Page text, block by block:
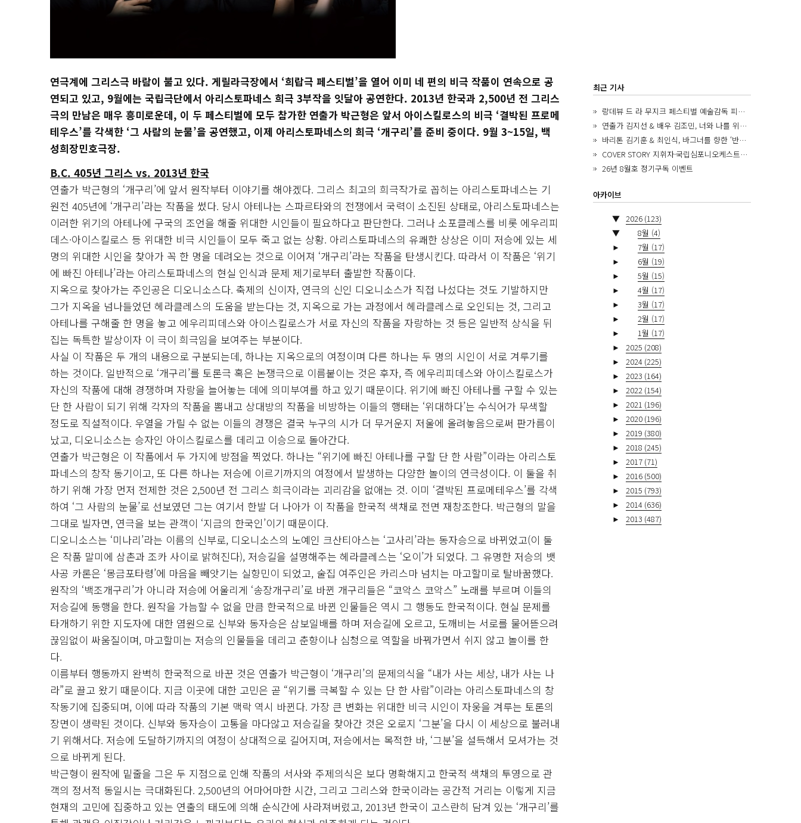
연극계에 그리스극 바람이 불고 있다. 게릴라극장에서 ‘희랍극 페스티벌’을 열어 이미 네 편의 비극 작품이 연속으로 공
연되고 있고, 9월에는 국립극단에서 아리스토파네스 희극 3부작을 잇달아 공연한다. 2013년 한국과 2,500년 전 그리스
극의 만남은 매우 흥미로운데, 이 두 페스티벌에 모두 참가한 연출가 박근형은 앞서 아이스킬로스의 비극 ‘결박된 프로메
테우스’를 각색한 ‘그 사람의 눈물’을 공연했고, 이제 아리스토파네스의 희극 ‘개구리’를 준비 중이다. 9월 3~15일, 백
성희장민호극장.
B.C. 405년 그리스 vs. 2013년 한국
연출가 박근형의 ‘개구리’에 앞서 원작부터 이야기를 해야겠다. 그리스 최고의 희극작가로 꼽히는 아리스토파네스는 기
원전 405년에 ‘개구리’라는 작품을 썼다. 당시 아테나는 스파르타와의 전쟁에서 국력이 소진된 상태로, 아리스토파네스는
이러한 위기의 아테나에 구국의 조언을 해줄 위대한 시인들이 필요하다고 판단한다. 그러나 소포클레스를 비롯 에우리피
데스·아이스킬로스 등 위대한 비극 시인들이 모두 죽고 없는 상황. 아리스토파네스의 유쾌한 상상은 이미 저승에 있는 세
명의 위대한 시인을 찾아가 꼭 한 명을 데려오는 것으로 이어져 ‘개구리’라는 작품을 탄생시킨다. 따라서 이 작품은 ‘위기
에 빠진 아테나’라는 아리스토파네스의 현실 인식과 문제 제기로부터 출발한 작품이다.
지옥으로 찾아가는 주인공은 디오니소스다. 축제의 신이자, 연극의 신인 디오니소스가 직접 나섰다는 것도 기발하지만
그가 지옥을 넘나들었던 헤라클레스의 도움을 받는다는 것, 지옥으로 가는 과정에서 헤라클레스로 오인되는 것, 그리고
아테나를 구해줄 한 명을 놓고 에우리피데스와 아이스킬로스가 서로 자신의 작품을 자랑하는 것 등은 일반적 상식을 뒤
집는 독특한 발상이자 이 극이 희극임을 보여주는 부분이다.
사실 이 작품은 두 개의 내용으로 구분되는데, 하나는 지옥으로의 여정이며 다른 하나는 두 명의 시인이 서로 겨루기를
하는 것이다. 일반적으로 ‘개구리’를 토론극 혹은 논쟁극으로 이름붙이는 것은 후자, 즉 에우리피데스와 아이스킬로스가
자신의 작품에 대해 경쟁하며 자랑을 늘어놓는 데에 의미부여를 하고 있기 때문이다. 위기에 빠진 아테나를 구할 수 있는
단 한 사람이 되기 위해 각자의 작품을 뽐내고 상대방의 작품을 비방하는 이들의 행태는 ‘위대하다’는 수식어가 무색할
정도로 직설적이다. 우열을 가릴 수 없는 이들의 경쟁은 결국 누구의 시가 더 무거운지 저울에 올려놓음으로써 판가름이
났고, 디오니소스는 승자인 아이스킬로스를 데리고 이승으로 돌아간다.
연출가 박근형은 이 작품에서 두 가지에 방점을 찍었다. 하나는 “위기에 빠진 아테나를 구할 단 한 사람”이라는 아리스토
파네스의 창작 동기이고, 또 다른 하나는 저승에 이르기까지의 여정에서 발생하는 다양한 놀이의 연극성이다. 이 둘을 취
하기 위해 가장 먼저 전제한 것은 2,500년 전 그리스 희극이라는 괴리감을 없애는 것. 이미 ‘결박된 프로메테우스’를 각색
하여 ‘그 사람의 눈물’로 선보였던 그는 여기서 한발 더 나아가 이 작품을 한국적 색채로 전면 재창조한다. 박근형의 말을
그대로 빌자면, 연극을 보는 관객이 ‘지금의 한국인’이기 때문이다.
디오니소스는 ‘미나리’라는 이름의 신부로, 디오니소스의 노예인 크산티아스는 ‘고사리’라는 동자승으로 바뀌었고(이 둘
은 작품 말미에 삼촌과 조카 사이로 밝혀진다), 저승길을 설명해주는 헤라클레스는 ‘오이’가 되었다. 그 유명한 저승의 뱃
사공 카론은 ‘몽금포타령’에 마음을 빼앗기는 실향민이 되었고, 술집 여주인은 카리스마 넘치는 마고할미로 탈바꿈했다.
원작의 ‘백조개구리’가 아니라 저승에 어울리게 ‘송장개구리’로 바뀐 개구리들은 “코악스 코악스” 노래를 부르며 이들의
저승길에 동행을 한다. 원작을 가늠할 수 없을 만큼 한국적으로 바뀐 인물들은 역시 그 행동도 한국적이다. 현실 문제를
타개하기 위한 지도자에 대한 염원으로 신부와 동자승은 삼보일배를 하며 저승길에 오르고, 도깨비는 서로를 물어뜯으려
끊임없이 싸움질이며, 마고할미는 저승의 인물들을 데리고 춘향이나 심청으로 역할을 바꿔가면서 쉬지 않고 놀이를 한
다.
이름부터 행동까지 완벽히 한국적으로 바꾼 것은 연출가 박근형이 ‘개구리’의 문제의식을 “내가 사는 세상, 내가 사는 나
라”로 끌고 왔기 때문이다. 지금 이곳에 대한 고민은 곧 “위기를 극복할 수 있는 단 한 사람”이라는 아리스토파네스의 창
작동기에 집중되며, 이에 따라 작품의 기본 맥락 역시 바뀐다. 가장 큰 변화는 위대한 비극 시인이 자웅을 겨루는 토론의
장면이 생략된 것이다. 신부와 동자승이 고통을 마다않고 저승길을 찾아간 것은 오로지 ‘그분’을 다시 이 세상으로 불러내
기 위해서다. 저승에 도달하기까지의 여정이 상대적으로 길어지며, 저승에서는 목적한 바, ‘그분’을 설득해서 모셔가는 것
으로 바뀌게 된다.
박근형이 원작에 밑줄을 그은 두 지점으로 인해 작품의 서사와 주제의식은 보다 명확해지고 한국적 색채의 투영으로 관
객의 정서적 동일시는 극대화된다. 2,500년의 어마어마한 시간, 그리고 그리스와 한국이라는 공간적 거리는 이렇게 지금
현재의 고민에 집중하고 있는 연출의 태도에 의해 순식간에 사라져버렸고, 2013년 한국이 고스란히 담겨 있는 ‘개구리’를
최근 기사
랑데뷰 드 라 무지크 페스티벌 예술감독 피아니스트 김혜진, 5년간의 여정을 돌아보며
연출가 김지선 & 배우 김조민, 너와 나를 위한 ‘모두의 숲’에서 만나는 동심
바리톤 김기훈 & 최인식, 바그너를 향한 ‘반지 원정대’를 앞두고
COVER STORY 지휘자·국립심포니오케스트라 제8대 음악감독 로베르토 아바도
26년 8월호 정기구독 이벤트
아카이브
▼ 2026 (123)
▼
8월 (4)
►
7월 (17)
►
6월 (19)
►
5월 (15)
►
4월 (17)
►
3월 (17)
►
2월 (17)
►
1월 (17)
►
2025 (208)
►
2024 (225)
►
2023 (164)
►
2022 (154)
►
2021 (196)
►
2020 (196)
►
2019 (380)
►
2018 (245)
►
2017 (71)
►
2016 (500)
►
2015 (793)
►
2014 (636)
►
2013 (487)